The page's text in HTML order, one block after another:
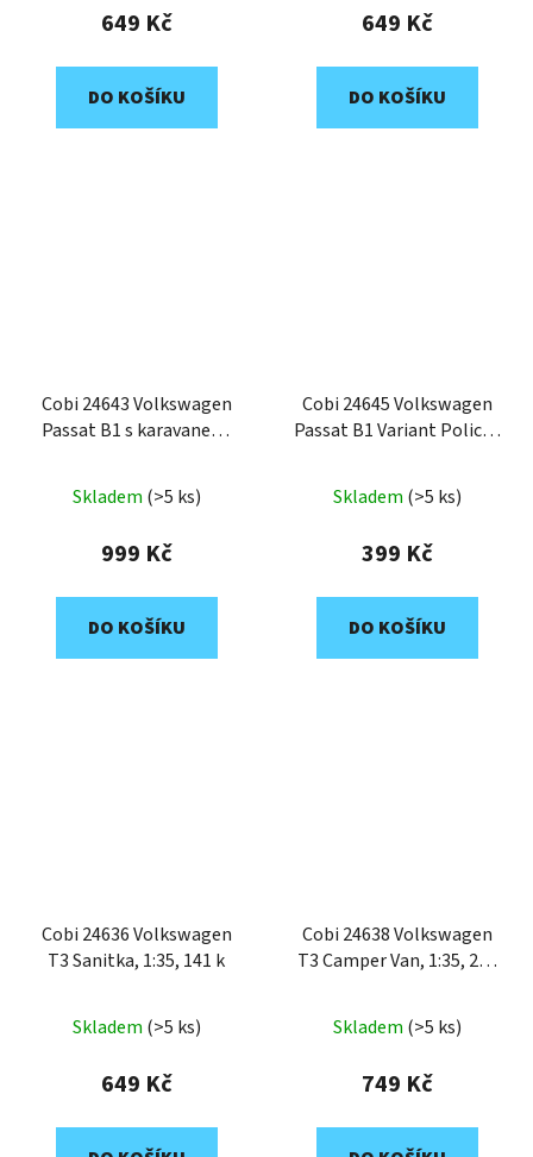
649 Kč
DO KOŠÍKU
649 Kč
DO KOŠÍKU
Cobi 24643 Volkswagen
Passat B1 s karavanem,
Skladem (>5 ks)
999 Kč
DO KOŠÍKU
Cobi 24645 Volkswagen
Passat B1 Variant Policie,
Skladem (>5 ks)
399 Kč
DO KOŠÍKU
Cobi 24636 Volkswagen
T3 Sanitka, 1:35, 141 k
Skladem (>5 ks)
649 Kč
Cobi 24638 Volkswagen
T3 Camper Van, 1:35, 232
Skladem (>5 ks)
749 Kč